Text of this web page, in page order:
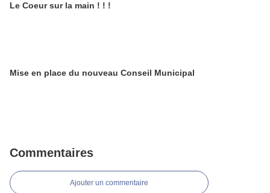
Le Coeur sur la main ! ! !
Mise en place du nouveau Conseil Municipal
Commentaires
Ajouter un commentaire